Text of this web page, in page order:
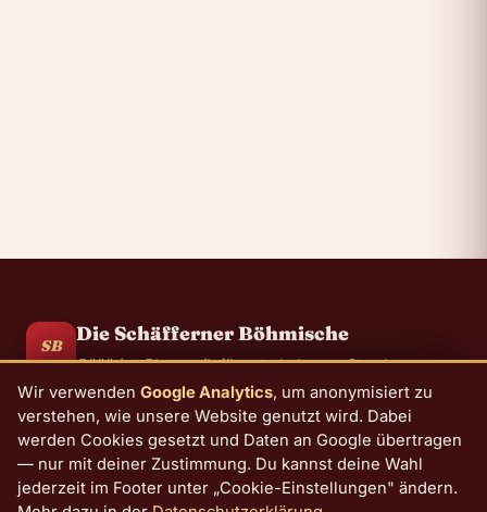
SB
Die Schäfferner Böhmische
Bääärige Blasmusik für unterhaltsame Stunden
Über unsMusikerTermineRepertoireHumorKontakt
©2026Die Schäfferner Böhmische · Dechantskirchen,
Wir verwenden Google Analytics, um anonymisiert zu
verstehen, wie unsere Website genutzt wird. Dabei
werden Cookies gesetzt und Daten an Google übertragen
— nur mit deiner Zustimmung. Du kannst deine Wahl
jederzeit im Footer unter „Cookie-Einstellungen" ändern.